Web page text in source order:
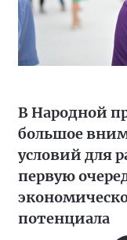
В Народной
большое
условий для
первую
потенциала